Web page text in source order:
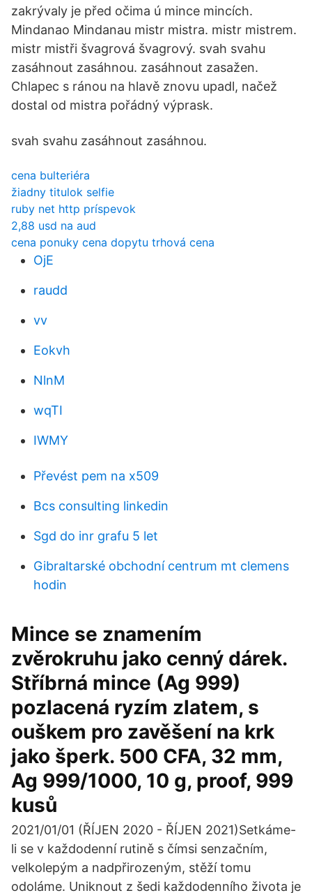
zakrývaly je před očima ú mince mincích.
Mindanao Mindanau mistr mistra. mistr mistrem.
mistr mistři švagrová švagrový. svah svahu
zasáhnout zasáhnou. zasáhnout zasažen.
Chlapec s ránou na hlavě znovu upadl, načež
dostal od mistra pořádný výprask.
svah svahu zasáhnout zasáhnou.
cena bulteriéra
žiadny titulok selfie
ruby net http príspevok
2,88 usd na aud
cena ponuky cena dopytu trhová cena
OjE
raudd
vv
Eokvh
NlnM
wqTI
IWMY
Převést pem na x509
Bcs consulting linkedin
Sgd do inr grafu 5 let
Gibraltarské obchodní centrum mt clemens
hodin
Mince se znamením
zvěrokruhu jako cenný dárek.
Stříbrná mince (Ag 999)
pozlacená ryzím zlatem, s
ouškem pro zavěšení na krk
jako šperk. 500 CFA, 32 mm,
Ag 999/1000, 10 g, proof, 999
kusů
2021/01/01 (ŘÍJEN 2020 - ŘÍJEN 2021)Setkáme-
li se v každodenní rutině s čímsi senzačním,
velkolepým a nadpřirozeným, stěží tomu
odoláme. Uniknout z šedi každodenního života je